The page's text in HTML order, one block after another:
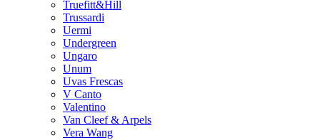
Truefitt&Hill
Trussardi
Uermi
Undergreen
Ungaro
Unum
Uvas Frescas
V Canto
Valentino
Van Cleef & Arpels
Vera Wang